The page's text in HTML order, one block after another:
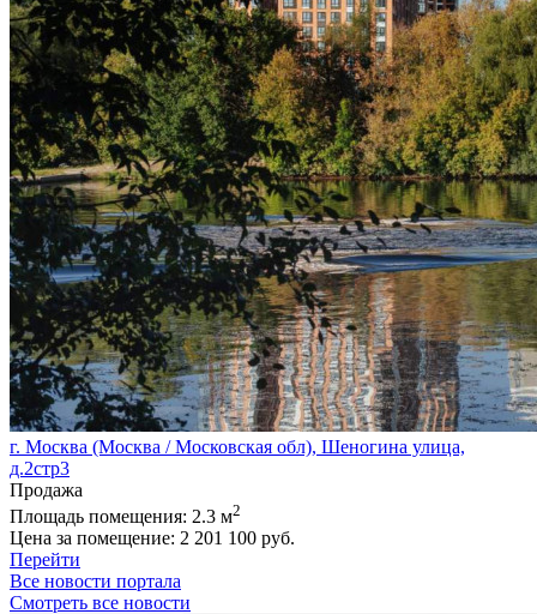
г. Москва (Москва / Московская обл), Шеногина улица,
д.2стр3
Продажа
Площадь помещения: 2.3 м2
Цена за помещение: 2 201 100 руб.
Перейти
Все новости портала
Смотреть все новости